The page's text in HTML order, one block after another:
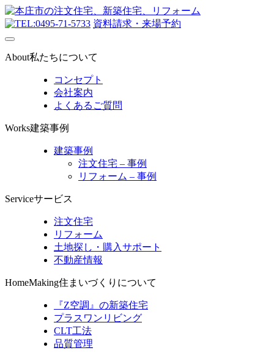
0495-71-5733 資料請求・来場予約
About私たちについて
コンセプト
会社案内
よくあるご質問
Works建築事例
建築事例
注文住宅 – 事例
リフォーム – 事例
Serviceサービス
注文住宅
リフォーム
土地探し・購入サポート
不動産情報
HomeMaking住まいづくりについて
『Z空調』の新築住宅
プラスワンリビング
CLT工法
品質管理